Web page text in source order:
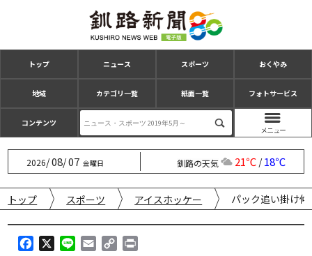
トップ ニュース スポーツ おくやみ
地域 カテゴリ一覧 紙面一覧 フォトサービス
コンテンツ
2026/08/07 金曜日 釧路の天気 21℃/18℃
トップ スポーツ アイスホッケー パック追い掛け